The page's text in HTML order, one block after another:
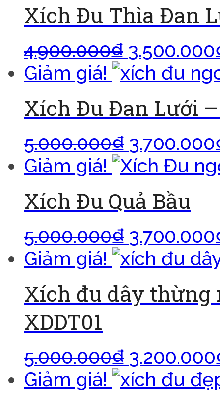
Xích Đu Thìa Đan
4.900.000₫ 3.500.000
Giảm giá!
Xích Đu Đan Lưới
5.000.000₫ 3.700.000
Giảm giá!
Xích Đu Quả Bầu
5.000.000₫ 3.700.000
Giảm giá!
Xích đu dây thừng
XDDT01
5.000.000₫ 3.200.000
Giảm giá!